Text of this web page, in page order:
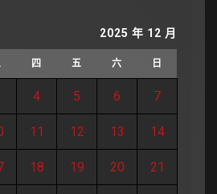
2025 年 12 月
四 五 六 日
4 5 6 7
11 12 13 14
18 19 20 21